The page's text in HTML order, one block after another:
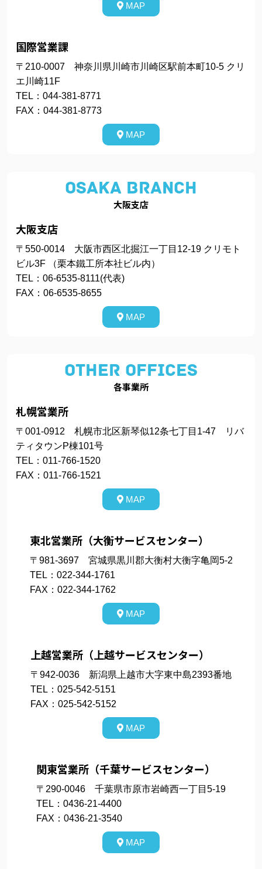
MAP
国際営業課
〒210-0007 神奈川県川崎市川崎区駅前本町10-5 クリ
エ川崎11F
TEL：044-381-8771
FAX：044-381-8773
MAP
OSAKA BRANCH
大阪支店
大阪支店
〒550‐0014 大阪市西区北掘江一丁目12-19 クリモト
ビル3F （栗本鐵工所本社ビル内）
TEL：06-6535‐8111(代表)
FAX：06-6535‐8655
MAP
OTHER OFFICES
各事業所
札幌営業所
〒001-0912 札幌市北区新琴似12条七丁目1-47 リバ
ティタウンP棟101号
TEL：011-766-1520
FAX：011-766-1521
MAP
東北営業所（大衡サービスセンター）
〒981-3697 宮城県黒川郡大衡村大衡字亀岡5-2
TEL：022-344-1761
FAX：022-344-1762
MAP
上越営業所（上越サービスセンター）
〒942-0036 新潟県上越市大字東中島2393番地
TEL：025-542-5151
FAX：025-542-5152
MAP
関東営業所（千葉サービスセンター）
〒290-0046 千葉県市原市岩崎西一丁目5-19
TEL：0436-21-4400
FAX：0436-21-3540
MAP